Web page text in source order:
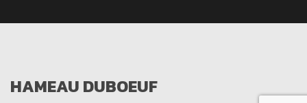
HAMEAU DUBOEUF